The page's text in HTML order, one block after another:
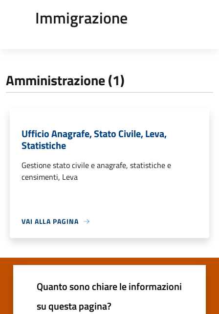
Immigrazione
Amministrazione (1)
Ufficio Anagrafe, Stato Civile, Leva,
Statistiche
Gestione stato civile e anagrafe, statistiche e
censimenti, Leva
VAI ALLA PAGINA
Quanto sono chiare le informazioni
su questa pagina?